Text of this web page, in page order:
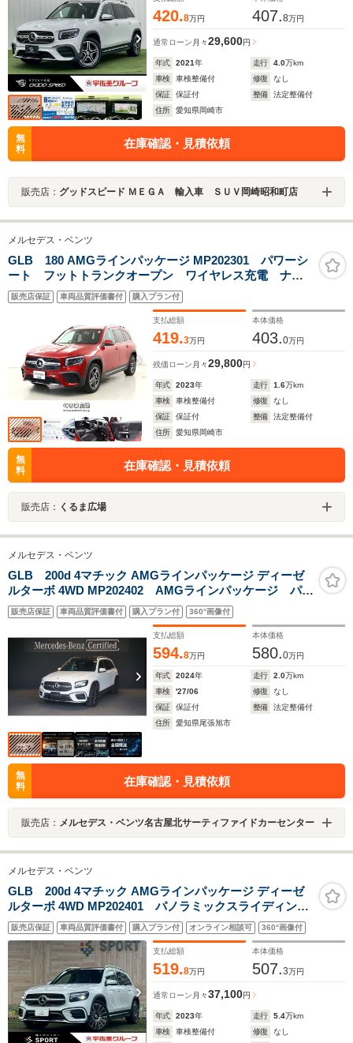
420.8万円 407.8万円
通常ローン 月々29,600円
年式 2021年 走行 4.0万km
車検
車検整備付 修復
なし
保証
保証付 整備
法定整備付
住所
愛知県岡崎市
無
料
在庫確認・見積依頼
販売店： グッドスピード ＭＥＧＡ 輸入車 ＳＵＶ岡崎昭和町店
メルセデス・ベンツ
GLB 180 AMGラインパッケージ MP202301 パワーシ
ート フットトランクオープン ワイヤレス充電 ナ
ビ CarPlay アラウンドビューカメラ 純正ドラレコ
販売店保証 車両品質評価書付 購入プラン付
支払総額
419.3万円
本体価格
403.0万円
残価ローン 月々29,800円
年式 2023年 走行 1.6万km
車検
車検整備付 修復
なし
保証
保証付 整備
法定整備付
住所
愛知県岡崎市
無
料
在庫確認・見積依頼
販売店： くるま広場
メルセデス・ベンツ
GLB 200d 4マチック AMGラインパッケージ ディーゼ
ルターボ 4WD MP202402 AMGラインパッケージ パノ
ラミックスライディングルーフ ダプティブダンピング
システム付サスペンション AMGスタイリングパッケー
ジ マルチビームLEDヘッドライト
販売店保証 車両品質評価書付 購入プラン付 360°画像付
支払総額
594.8万円
本体価格
580.0万円
年式 2024年 走行 2.0万km
車検
'27/06 修復
なし
保証
保証付 整備
法定整備付
住所
愛知県尾張旭市
無
料
在庫確認・見積依頼
販売店： メルセデス・ベンツ名古屋北サーティファイドカーセンター
メルセデス・ベンツ
GLB 200d 4マチック AMGラインパッケージ ディーゼ
ルターボ 4WD MP202401 パノラミックスライディング
ルーフ/ブルメスターサウンド/レザーエクスクルーシブパ
ッケージ/ヘッドアップディスプレイ/電動リアゲート/シー
トヒーター/ブラインドスポットモニター/全周囲カメラ
販売店保証 車両品質評価書付 購入プラン付 オンライン相談可 360°画像付
支払総額
519.8万円
本体価格
507.3万円
通常ローン 月々37,100円
年式 2023年 走行 5.4万km
車検
車検整備付 修復 なし